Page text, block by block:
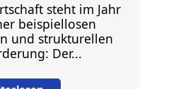
steht im Jahr
beispiellosen
und strukturellen
Der...